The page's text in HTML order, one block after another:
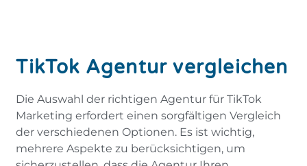
TikTok Agentur vergleichen
Die Auswahl der richtigen Agentur für TikTok
Marketing erfordert einen sorgfältigen Vergleich
der verschiedenen Optionen. Es ist wichtig,
mehrere Aspekte zu berücksichtigen, um